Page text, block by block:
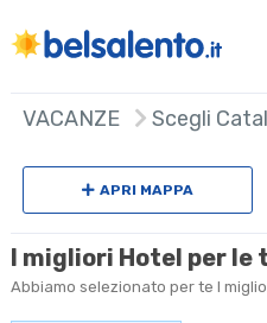
VACANZE Scegli
APRI MAPPA
I migliori Hotel per le
Abbiamo selezionato per te I
+